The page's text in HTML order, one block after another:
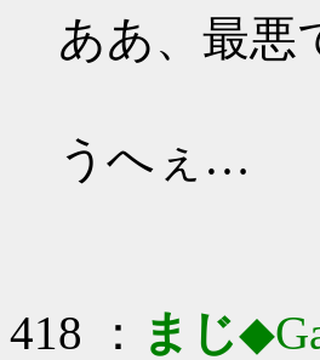
ああ、最悪
うへぇ…
418 ： まじ